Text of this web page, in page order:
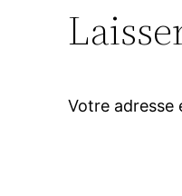
Votre adresse